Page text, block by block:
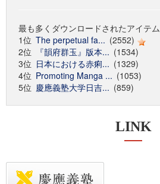
最も多くダウンロードされたアイテム
1位 The perpetual fa... (2552)
2位
『韻府群玉』版本... (1534)
3位 日本における赤痢... (1329)
4位 Promoting Manga ... (1053)
5位 慶應義塾大学日吉... (859)
LINK